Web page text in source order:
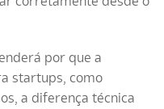
por que a
startups, como
a diferença técnica